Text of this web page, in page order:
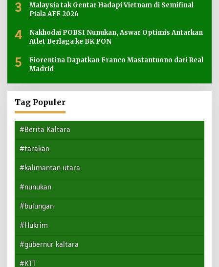
3
Malaysia tak Gentar Hadapi Vietnam di Semifinal
Piala AFF 2026
4
Nakhodai POBSI Nunukan, Aswar Optimis Antarkan
Atlet Berlaga ke BK PON
5
Fiorentina Dapatkan Franco Mastantuono dari Real
Madrid
Tag Populer
#Berita Kaltara
#tarakan
#kalimantan utara
#nunukan
#bulungan
#Hukrim
#gubernur kaltara
#KTT